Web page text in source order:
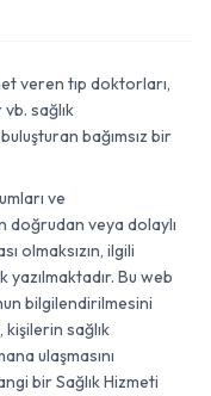
veren tıp doktorları,
sağlık
bağımsız bir
ve
doğrudan veya dolaylı
olmaksızın, ilgili
yazılmaktadır. Bu web
bilgilendirilmesini
kişilerin sağlık
ulaşmasını
bir Sağlık Hizmeti